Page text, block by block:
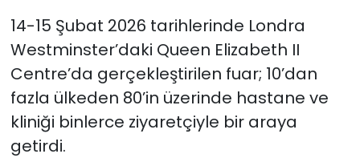
14-15 Şubat 2026 tarihlerinde Londra
Westminster’daki Queen Elizabeth II
Centre’da gerçekleştirilen fuar; 10’dan
fazla ülkeden 80’in üzerinde hastane ve
kliniği binlerce ziyaretçiyle bir araya
getirdi.